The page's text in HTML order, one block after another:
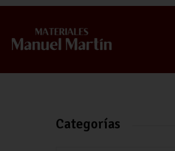
QUIÉNES SOMOS
Categorías